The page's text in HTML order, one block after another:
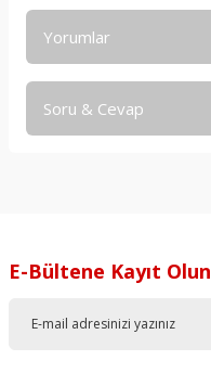
Yorumlar
Soru & Cevap
E-Bültene Kayıt Olun